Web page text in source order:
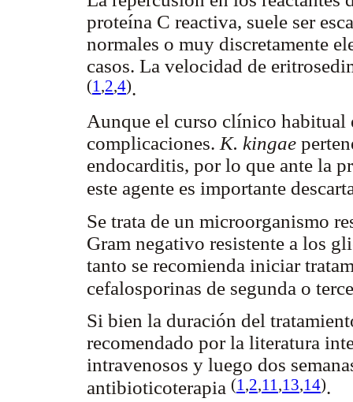
proteína C reactiva, suele ser
normales o muy discretamente
casos. La velocidad de
(1 ,2,4).
Aunque el curso clínico habitual
complicaciones. K. kingae
endocarditis, por lo que ante la
este agente es importante
Se trata de un microorganismo
Gram negativo resistente a los
tanto se recomienda iniciar
cefalosporinas de segunda o
Si bien la duración del
recomendado por la literatura
intravenosos y luego dos
antibioticoterapia (1 ,2,11 ,13,14).